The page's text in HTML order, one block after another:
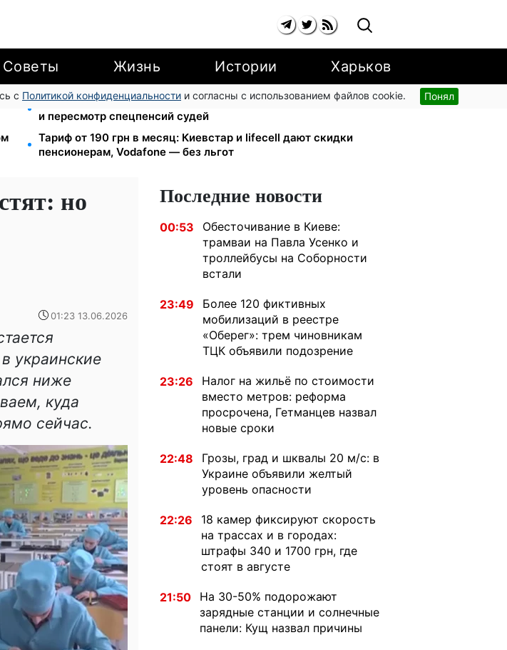
Советы Жизнь Истории Харьков
с Политикой конфиденциальности и согласны с использованием файлов cookie. Понял
Пенсионная реформа в сентябре: добровольные накопления
и пересмотр спецпенсий судей
Тариф от 190 грн в месяц: Киевстар и lifecell дают скидки
пенсионерам, Vodafone — без льгот
но
01:23 13.06.2026
украинские
ниже
куда
сейчас.
Последние новости
00:53
Обесточивание в Киеве:
трамваи на Павла Усенко и
троллейбусы на Соборности
встали
23:49
Более 120 фиктивных
мобилизаций в реестре
«Оберег»: трем чиновникам
ТЦК объявили подозрение
23:26
Налог на жильё по стоимости
вместо метров: реформа
просрочена, Гетманцев назвал
новые сроки
22:48
Грозы, град и шквалы 20 м/с: в
Украине объявили желтый
уровень опасности
22:26
18 камер фиксируют скорость
на трассах и в городах:
штрафы 340 и 1700 грн, где
стоят в августе
21:50
На 30-50% подорожают
зарядные станции и солнечные
панели: Кущ назвал причины